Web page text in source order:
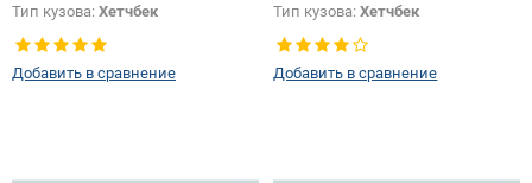
Тип кузова: Хетчбек
Добавить в сравнение
Тип кузова:Хетчбек
Добавить в сравнение